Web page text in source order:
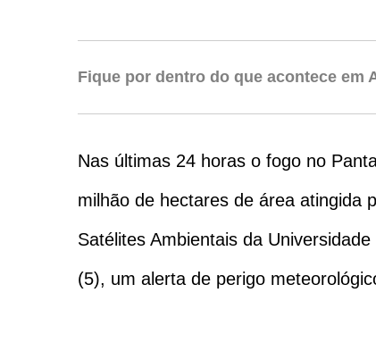
Fique por dentro do que acontece em
Nas últimas 24 horas o fogo no
milhão de hectares de área atingida
Satélites Ambientais da
(5), um alerta de perigo